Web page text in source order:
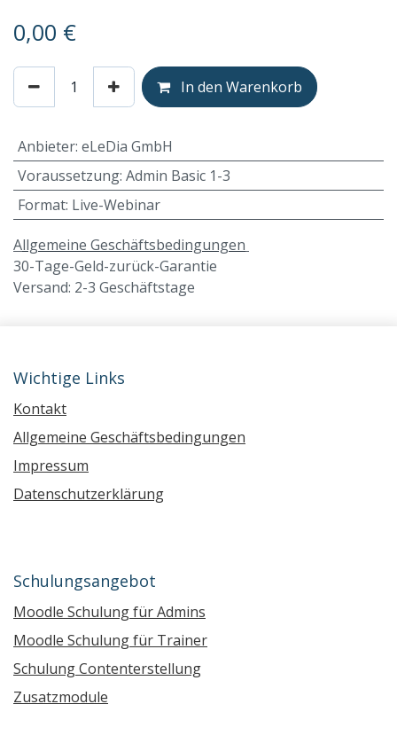
0,00 €
In den Warenkorb
Anbieter: eLeDia GmbH
Voraussetzung: Admin Basic 1-3
Format: Live-Webinar
Allgemeine Geschäftsbedingungen
30-Tage-Geld-zurück-Garantie
Versand: 2-3 Geschäftstage
Wichtige Links
Kontakt
Allgemeine Geschäftsbedingungen
Impressum
Datenschutzerklärung
Schulungsangebot
Moodle Schulung für Admins
Moodle Schulung für Trainer
Schulung Contenterstellung
Zusatzmodule